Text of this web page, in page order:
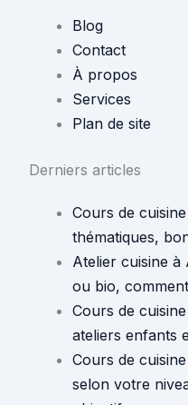
Blog
Contact
À propos
Services
Plan de site
Derniers articles
Cours de
thématiques,
Atelier cuisine à
ou bio,
Cours de
ateliers enfants
Cours de
selon votre